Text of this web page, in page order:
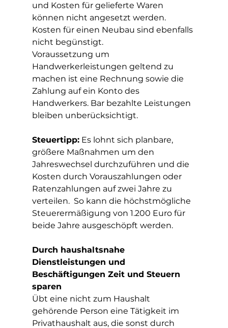
und Kosten für gelieferte Waren
können nicht angesetzt werden.
Kosten für einen Neubau sind ebenfalls
nicht begünstigt.
Voraussetzung um
Handwerkerleistungen geltend zu
machen ist eine Rechnung sowie die
Zahlung auf ein Konto des
Handwerkers. Bar bezahlte Leistungen
bleiben unberücksichtigt.
Steuertipp: Es lohnt sich planbare,
größere Maßnahmen um den
Jahreswechsel durchzuführen und die
Kosten durch Vorauszahlungen oder
Ratenzahlungen auf zwei Jahre zu
verteilen.  So kann die höchstmögliche
Steuerermäßigung von 1.200 Euro für
beide Jahre ausgeschöpft werden.
Durch haushaltsnahe
Dienstleistungen und
Beschäftigungen Zeit und Steuern
sparen
Übt eine nicht zum Haushalt
gehörende Person eine Tätigkeit im
Privathaushalt aus, die sonst durch